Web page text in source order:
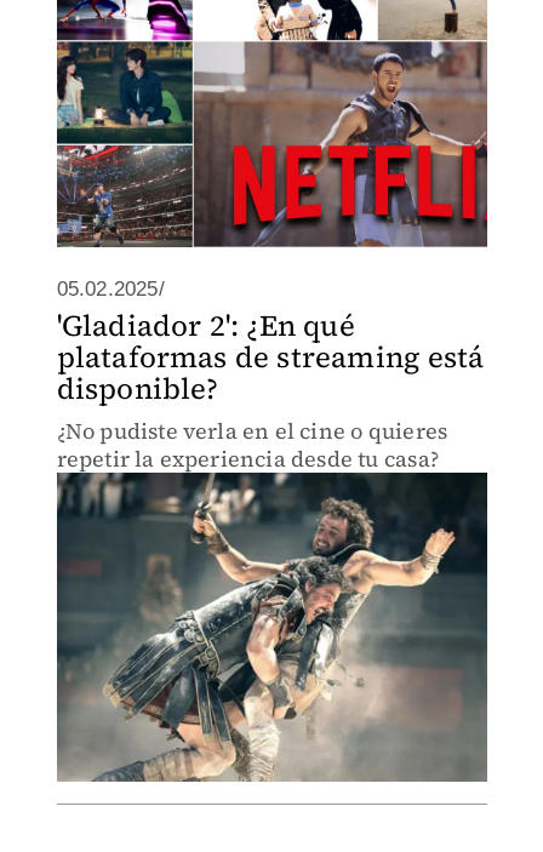
05.02.2025/
'Gladiador 2': ¿En qué
plataformas de streaming está
disponible?
¿No pudiste verla en el cine o quieres
repetir la experiencia desde tu casa?